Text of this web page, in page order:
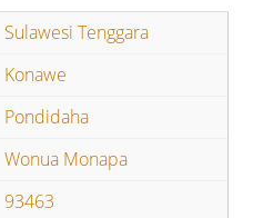
Sulawesi Tenggara
Konawe
Pondidaha
Wonua Monapa
93463